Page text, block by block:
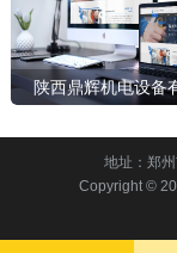
陕西鼎辉机电设备
地址：郑
Copyright ©